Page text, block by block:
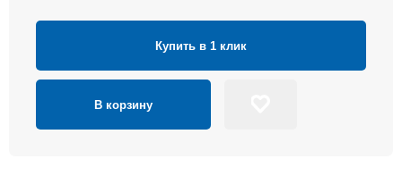
Купить в 1 клик
В корзину